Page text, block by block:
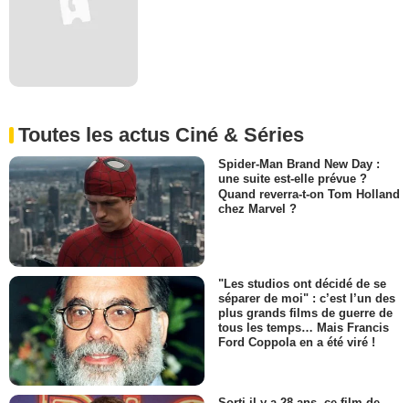
Toutes les actus Ciné & Séries
Spider-Man Brand New Day :
une suite est-elle prévue ?
Quand reverra-t-on Tom Holland
chez Marvel ?
"Les studios ont décidé de se
séparer de moi" : c’est l’un des
plus grands films de guerre de
tous les temps… Mais Francis
Ford Coppola en a été viré !